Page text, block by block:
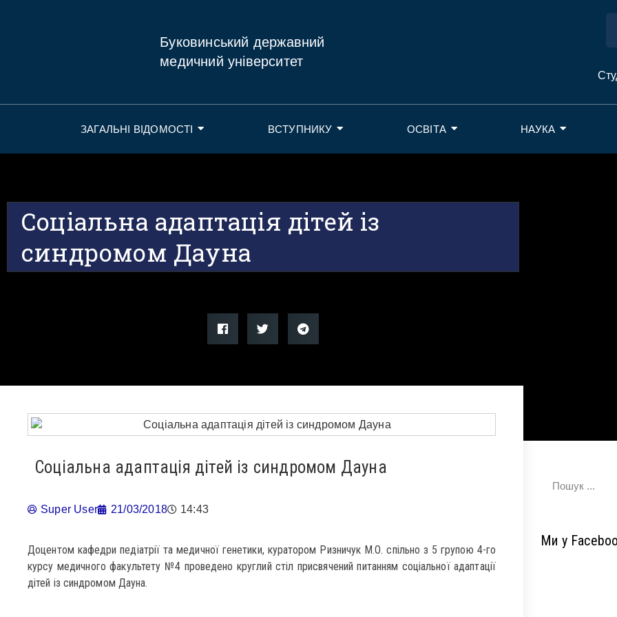
Буковинський державний
медичний університет
ЗАГАЛЬНІ ВІДОМОСТІ ВСТУПНИКУ ОСВІТА НАУКА
Соціальна адаптація дітей із
синдромом Дауна
Соціальна адаптація дітей із синдромом Дауна
Super User 21/03/2018 14:43
Доцентом кафедри педіатрії та медичної генетики, куратором Ризничук М.О. спільно з 5 групою 4-го
курсу медичного факультету №4 проведено круглий стіл присвячений питанням соціальної адаптації
дітей із синдромом Дауна.
Ми у